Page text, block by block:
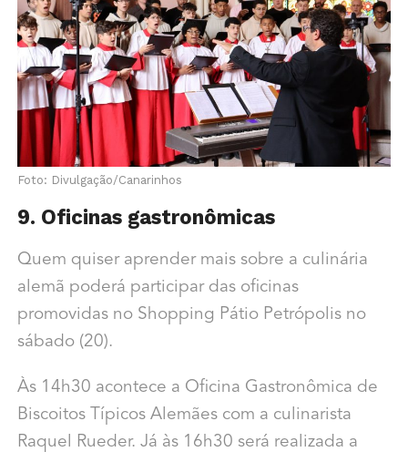
Foto: Divulgação/Canarinhos
9. Oficinas gastronômicas
Quem quiser aprender mais sobre a culinária
alemã poderá participar das oficinas
promovidas no Shopping Pátio Petrópolis no
sábado (20).
Às 14h30 acontece a Oficina Gastronômica de
Biscoitos Típicos Alemães com a culinarista
Raquel Rueder. Já às 16h30 será realizada a